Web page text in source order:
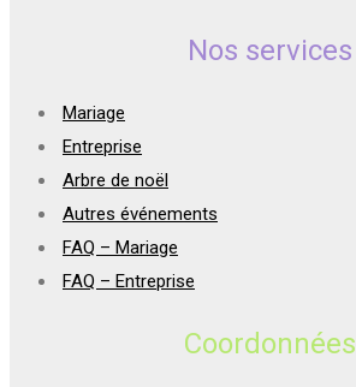
Nos services
Mariage
Entreprise
Arbre de noël
Autres événements
FAQ – Mariage
FAQ – Entreprise
Coordonnées